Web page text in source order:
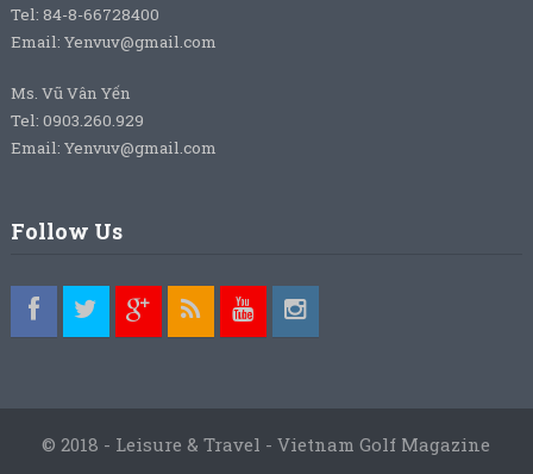
Tel: 84-8-66728400
Email: Yenvuv@gmail.com
Ms. Vũ Vân Yến
Tel: 0903.260.929
Email: Yenvuv@gmail.com
Follow Us
© 2018 - Leisure & Travel - Vietnam Golf Magazine